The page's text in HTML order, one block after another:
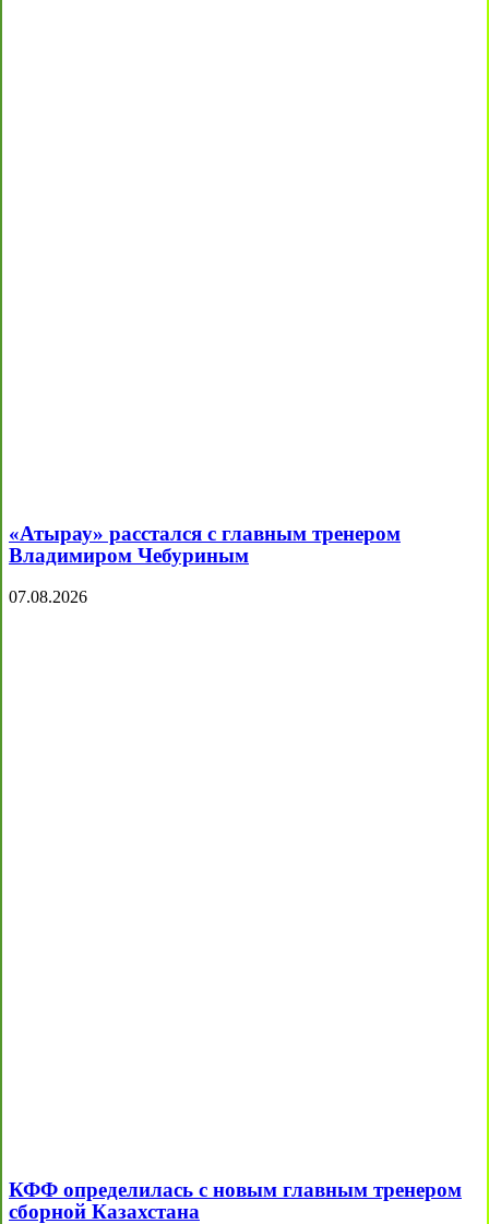
«Атырау» расстался с главным тренером
Владимиром Чебуриным
07.08.2026
КФФ определилась с новым главным тренером
сборной Казахстана